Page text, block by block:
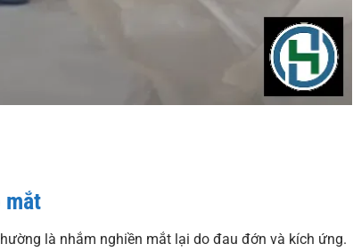
mắt
là nhắm nghiền mắt lại do đau đớn và kích ứng.